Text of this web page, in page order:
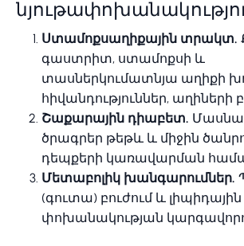
Ստամոքսաղիքային տրակտ.
գաստրիտ, ստամոքսի և
տասներկումատնյա աղիքի
հիվանդություններ, աղիների
Շաքարային դիաբետ.
ծրագրեր թեթև և միջին
դեպքերի կառավարման
Մետաբոլիկ խանգարումներ.
(գուտա) բուժում և լիպիդային
փոխանակության